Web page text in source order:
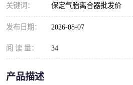
关键词： 保定气胎离合器批发价
发布日期： 2026-08-07
阅 读 量： 34
产品描述